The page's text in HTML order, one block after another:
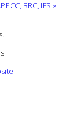
BRC, IFS »
.